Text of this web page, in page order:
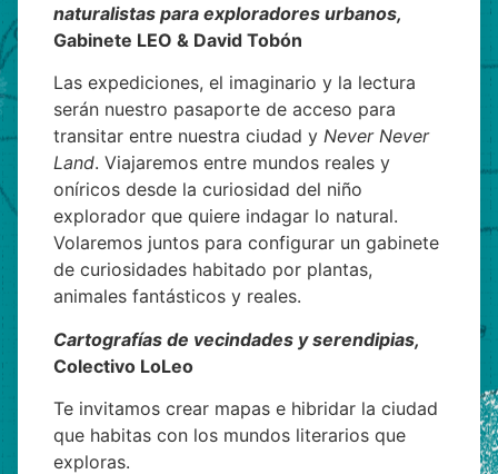
naturalistas para exploradores urbanos,
Gabinete LEO & David Tobón
Las expediciones, el imaginario y la lectura
serán nuestro pasaporte de acceso para
transitar entre nuestra ciudad y Never Never
Land. Viajaremos entre mundos reales y
oníricos desde la curiosidad del niño
explorador que quiere indagar lo natural.
Volaremos juntos para configurar un gabinete
de curiosidades habitado por plantas,
animales fantásticos y reales.
Cartografías de vecindades y serendipias,
Colectivo LoLeo
Te invitamos crear mapas e hibridar la ciudad
que habitas con los mundos literarios que
exploras.